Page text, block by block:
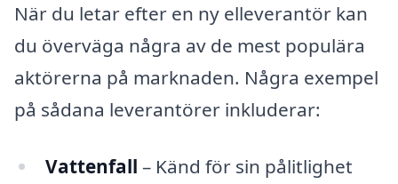
När du letar efter en ny elleverantör kan
du överväga några av de mest populära
aktörerna på marknaden. Några exempel
på sådana leverantörer inkluderar:
Vattenfall – Känd för sin pålitlighet